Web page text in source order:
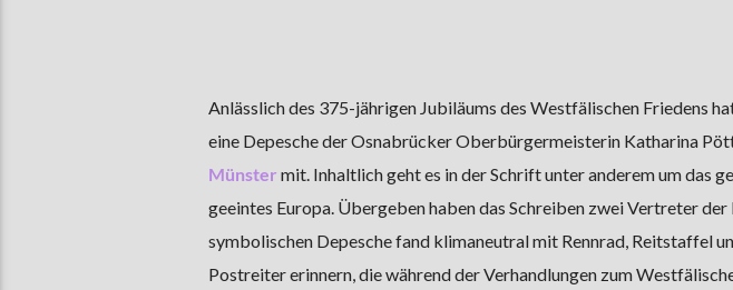
Anlässlich des 375-jährigen Jubiläums des Westfälischen Friedens
eine Depesche der Osnabrücker Oberbürgermeisterin Katharina
Münster mit. Inhaltlich geht es in der Schrift unter anderem um das
geeintes Europa. Übergeben haben das Schreiben zwei Vertreter
symbolischen Depesche fand klimaneutral mit Rennrad, Reitstaffel
Postreiter erinnern, die während der Verhandlungen zum